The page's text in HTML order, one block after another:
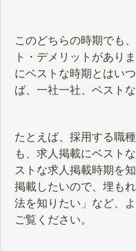
このどちらの時期でも
ト・デメリットがあり
にベストな時期とはい
ば、一社一社、ベスト
たとえば、採用する職
も、求人掲載にベスト
ストな求人掲載時期を
掲載したいので、埋も
法を知りたい」など、
ご覧ください。